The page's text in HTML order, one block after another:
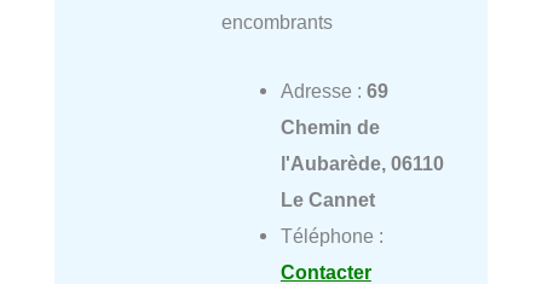
encombrants
Adresse : 69
Chemin de
l'Aubarède, 06110
Le Cannet
Téléphone :
Contacter